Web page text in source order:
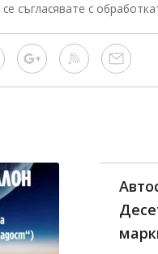
съгласявате с
12 сеп.